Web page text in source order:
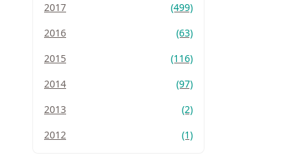
2017
(499)
2016
(63)
2015
(116)
2014
(97)
2013
(2)
2012
(1)